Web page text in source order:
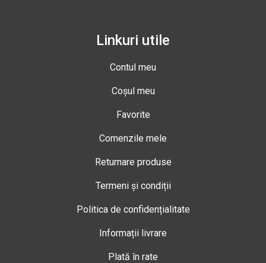
Linkuri utile
Contul meu
Coșul meu
Favorite
Comenzile mele
Returnare produse
Termeni și condiții
Politica de confidențialitate
Informații livrare
Plată în rate